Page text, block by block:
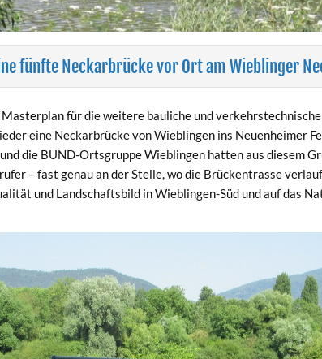
fünfte Neckarbrücke vor Ort am Wieblinger
für die weitere bauliche und
eine Neckarbrücke von Wieblingen ins Neuenheimer
die BUND-Ortsgruppe Wieblingen hatten aus diesem
– fast genau an der Stelle, wo die Brückentrasse
und Landschaftsbild in Wieblingen-Süd und auf das